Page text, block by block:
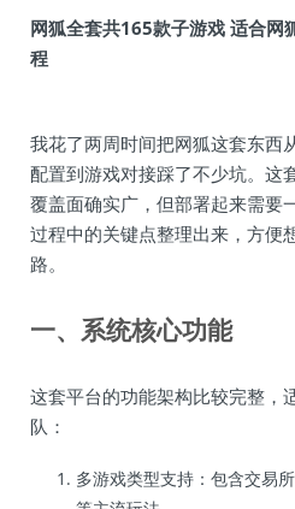
网狐全套共165款子游戏 适合网
程
我花了两周时间把网狐这套东西
配置到游戏对接踩了不少坑。这
覆盖面确实广，但部署起来需要
过程中的关键点整理出来，方便
路。
一、系统核心功能
这套平台的功能架构比较完整，
队：
多游戏类型支持：包含交易